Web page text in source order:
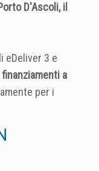
D'Ascoli, il
eDeliver 3 e
finanziamenti a
per i